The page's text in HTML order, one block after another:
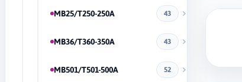
MB25/T250-250A 43
MB36/T360-350A 43
MB501/T501-500A 52